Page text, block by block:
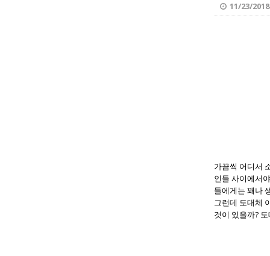
11/23/2018
가끔씩 어디서
인들 사이에서
들에게는 꽤나
그런데 도대체
것이 있을까?